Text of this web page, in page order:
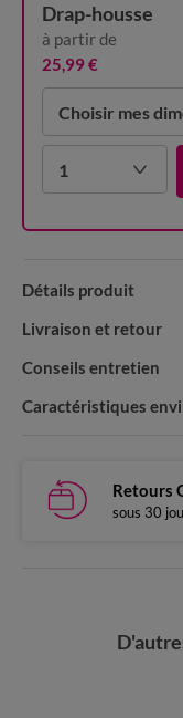
Choisir mes
1
Drap-housse
à partir de
25,99 €
Détails produit
Livraison et retour
Conseils entretien
Caractéristiques
Retours
sous 30